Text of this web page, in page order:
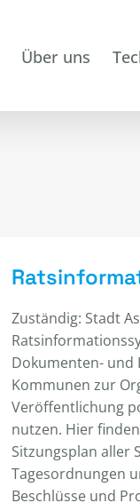
Über uns
Zuständig: Stadt
Dokumenten- und
Kommunen zur
Veröffentlichung
nutzen. Hier
Sitzungsplan aller
Tagesordnungen
Beschlüsse und